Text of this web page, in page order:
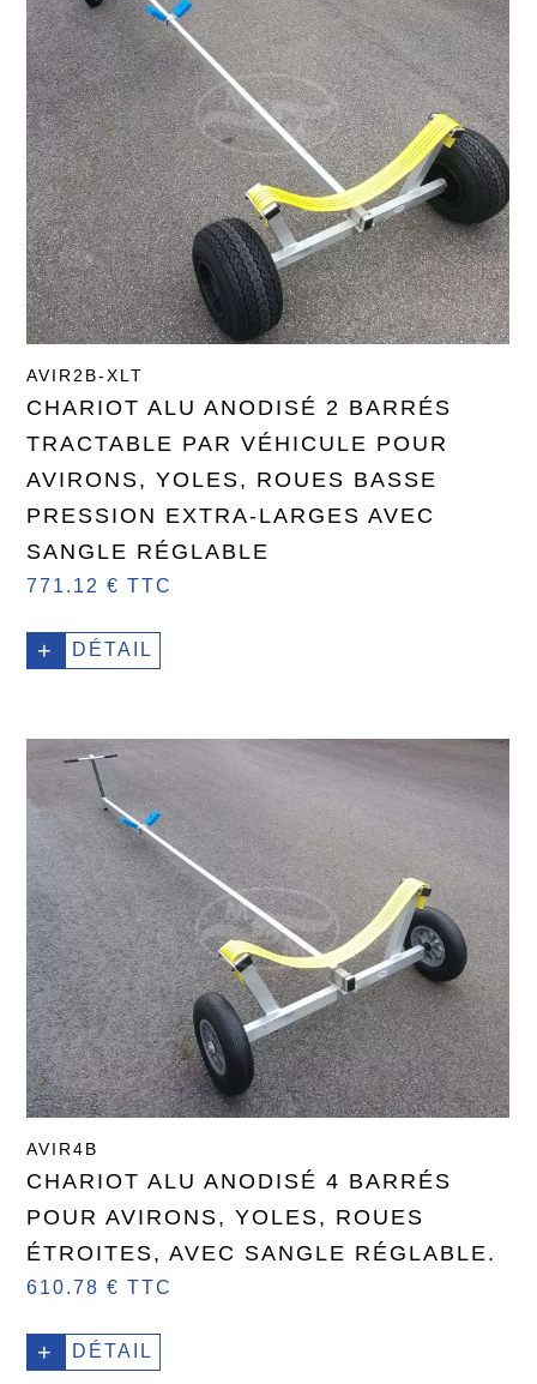
AVIR2B-XLT
CHARIOT ALU ANODISÉ 2 BARRÉS
TRACTABLE PAR VÉHICULE POUR
AVIRONS, YOLES, ROUES BASSE
PRESSION EXTRA-LARGES AVEC
SANGLE RÉGLABLE
771.12 € TTC
+ DÉTAIL
AVIR4B
CHARIOT ALU ANODISÉ 4 BARRÉS
POUR AVIRONS, YOLES, ROUES
ÉTROITES, AVEC SANGLE RÉGLABLE.
610.78 € TTC
+ DÉTAIL